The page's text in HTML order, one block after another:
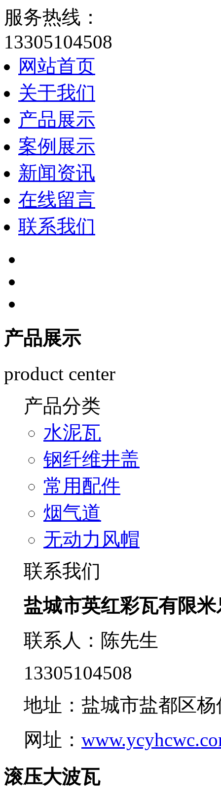
服务热线：
13305104508
网站首页
关于我们
产品展示
案例展示
新闻资讯
在线留言
联系我们
产品展示
product center
产品分类
水泥瓦
钢纤维井盖
常用配件
烟气道
无动力风帽
联系我们
盐城市英红彩瓦有限
联系人：陈先生
13305104508
地址：盐城市盐都区
网址：
滚压大波瓦